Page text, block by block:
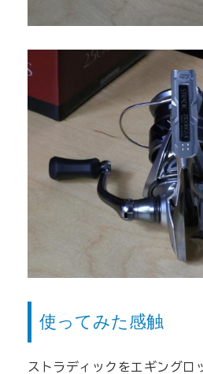
使ってみた感触
ストラディックをエギングロ